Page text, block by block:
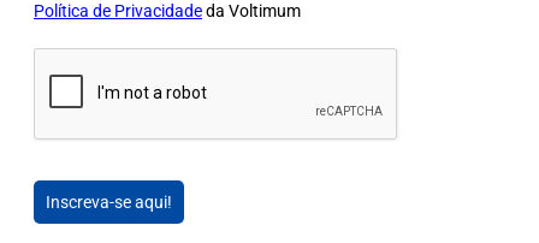
Política de Privacidadeda Voltimum
Inscreva-se aqui!